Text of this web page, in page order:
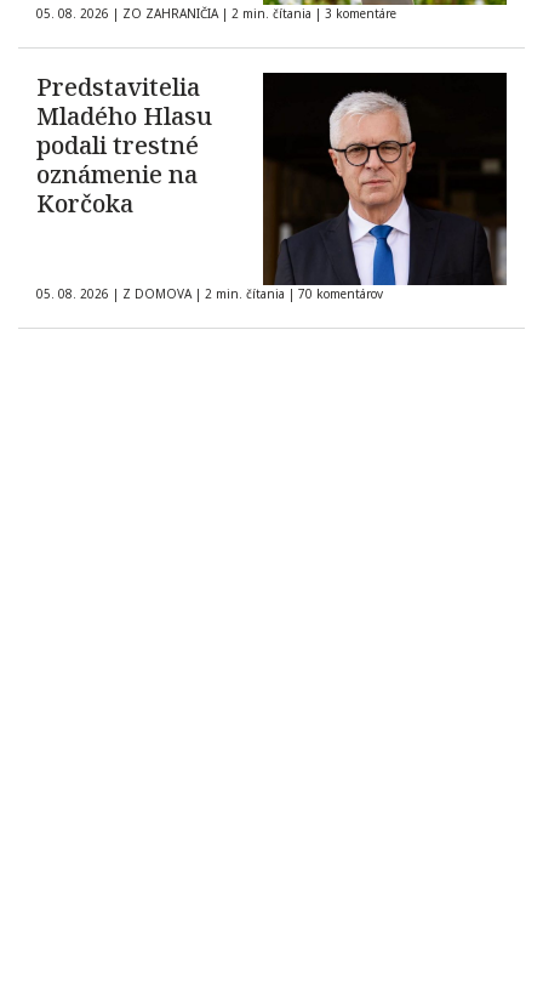
05. 08. 2026 | ZO ZAHRANIČIA | 2 min. čítania | 3 komentáre
Predstavitelia
Mladého Hlasu
podali trestné
oznámenie na
Korčoka
05. 08. 2026 | Z DOMOVA | 2 min. čítania | 70 komentárov